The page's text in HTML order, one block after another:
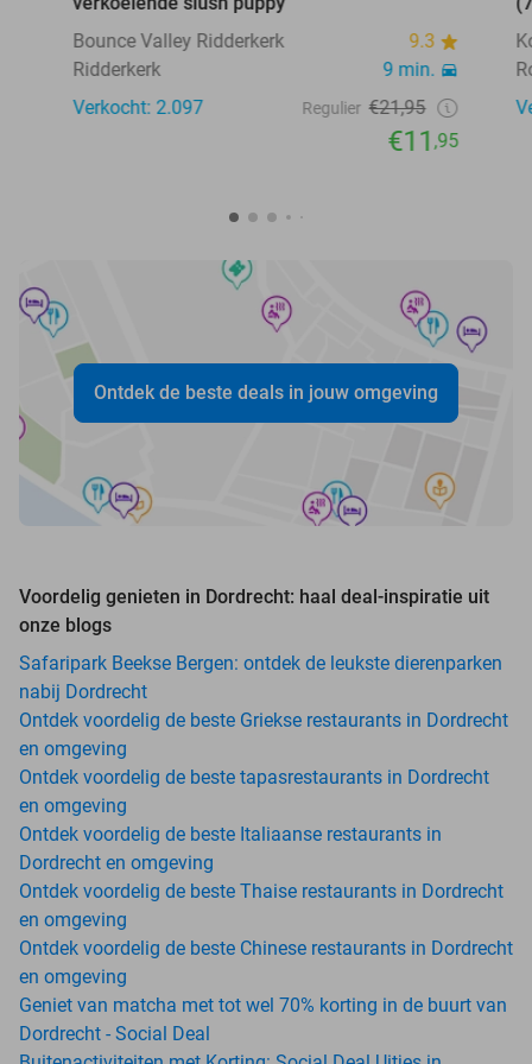
Bounce Valley Ridderkerk
9.3
Ridderkerk
9 min.
Verkocht: 2.097
Regulier €21,95
€11,95
Ontdek de beste deals in jouw omgeving
Voordelig genieten in Dordrecht: haal deal-inspiratie uit
onze blogs
Safaripark Beekse Bergen: ontdek de leukste dierenparken
nabij Dordrecht
Ontdek voordelig de beste Griekse restaurants in Dordrecht
en omgeving
Ontdek voordelig de beste tapasrestaurants in Dordrecht
en omgeving
Ontdek voordelig de beste Italiaanse restaurants in
Dordrecht en omgeving
Ontdek voordelig de beste Thaise restaurants in Dordrecht
en omgeving
Ontdek voordelig de beste Chinese restaurants in Dordrecht
en omgeving
Geniet van matcha met tot wel 70% korting in de buurt van
Dordrecht - Social Deal